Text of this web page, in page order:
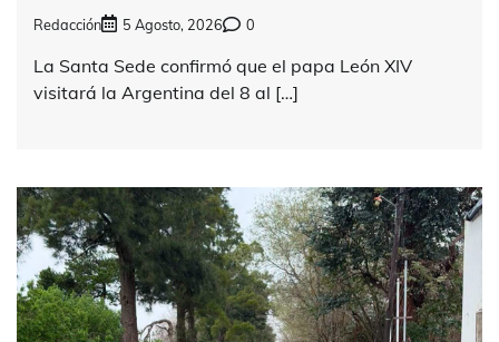
Redacción 5 Agosto, 2026 0
La Santa Sede confirmó que el papa León XIV
visitará la Argentina del 8 al […]